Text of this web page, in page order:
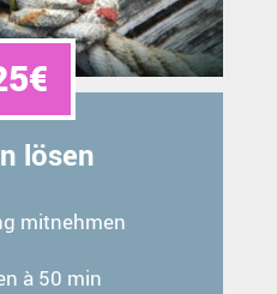
lösen
mitnehmen
à 50 min